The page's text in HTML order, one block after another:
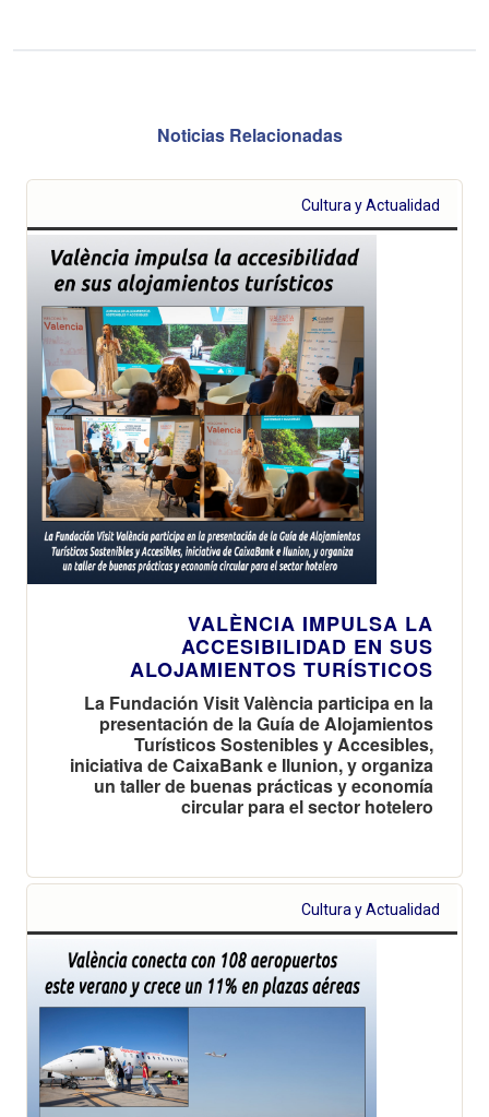
Noticias Relacionadas
Cultura y Actualidad
VALÈNCIA IMPULSA LA
ACCESIBILIDAD EN SUS
ALOJAMIENTOS TURÍSTICOS
La Fundación Visit València participa en la
presentación de la Guía de Alojamientos
Turísticos Sostenibles y Accesibles,
iniciativa de CaixaBank e Ilunion, y organiza
un taller de buenas prácticas y economía
circular para el sector hotelero
Cultura y Actualidad